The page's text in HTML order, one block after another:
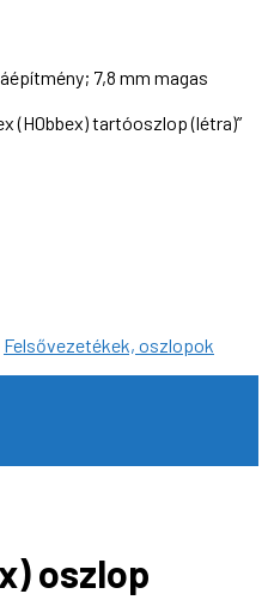
7,8 mm magas
(H0bbex) tartóoszlop (létra)”
Felsővezetékek, oszlopok
oszlop